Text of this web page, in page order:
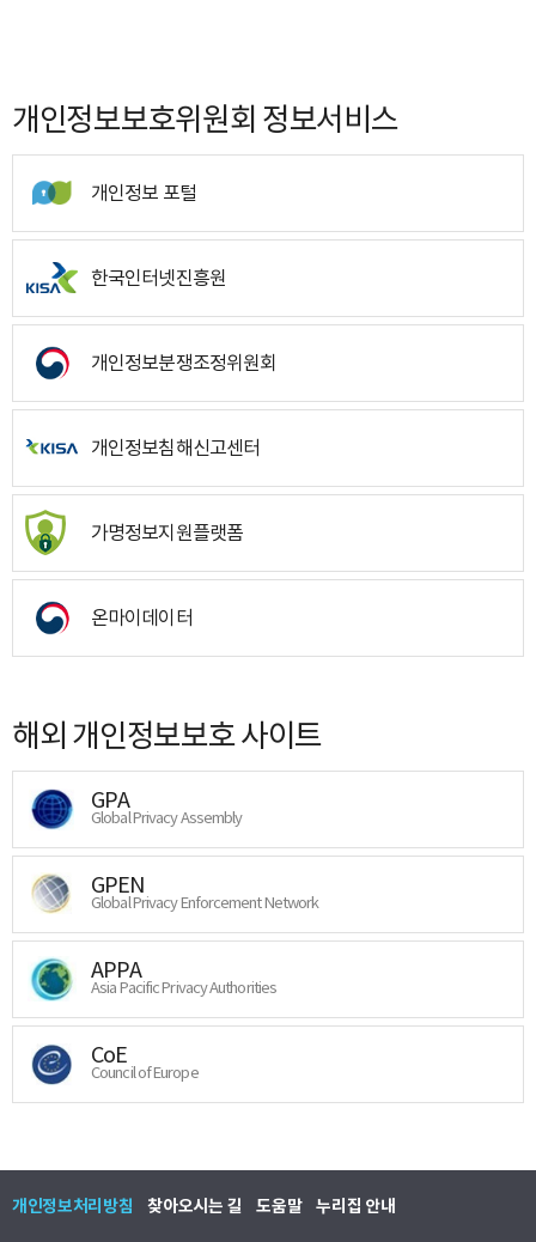
개인정보보호위원회 정보서비스
개인정보 포털
한국인터넷진흥원
개인정보분쟁조정위원회
개인정보침해신고센터
가명정보지원플랫폼
온마이데이터
해외 개인정보보호 사이트
GPA
Global Privacy Assembly
GPEN
Global Privacy Enforcement Network
APPA
Asia Pacific Privacy Authorities
CoE
Council of Europe
개인정보처리방침 찾아오시는 길 도움말 누리집 안내